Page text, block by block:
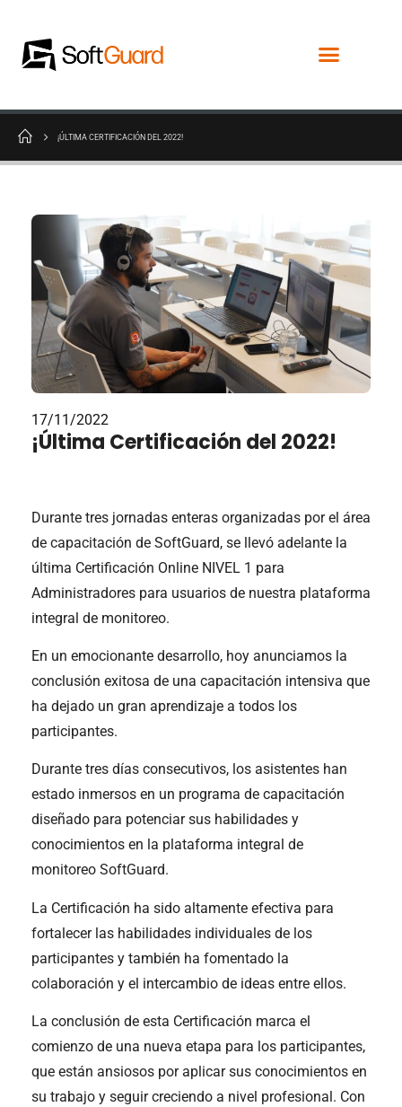
¡ÚLTIMA CERTIFICACIÓN DEL 2022!
17/11/2022
¡Última Certificación del 2022!
Durante tres jornadas enteras organizadas por el área
de capacitación de SoftGuard, se llevó adelante la
última Certificación Online NIVEL 1 para
Administradores para usuarios de nuestra plataforma
integral de monitoreo.
En un emocionante desarrollo, hoy anunciamos la
conclusión exitosa de una capacitación intensiva que
ha dejado un gran aprendizaje a todos los
participantes.
Durante tres días consecutivos, los asistentes han
estado inmersos en un programa de capacitación
diseñado para potenciar sus habilidades y
conocimientos en la plataforma integral de
monitoreo SoftGuard.
La Certificación ha sido altamente efectiva para
fortalecer las habilidades individuales de los
participantes y también ha fomentado la
colaboración y el intercambio de ideas entre ellos.
La conclusión de esta Certificación marca el
comienzo de una nueva etapa para los participantes,
que están ansiosos por aplicar sus conocimientos en
su trabajo y seguir creciendo a nivel profesional. Con